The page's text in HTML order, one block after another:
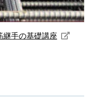
手の基礎講座